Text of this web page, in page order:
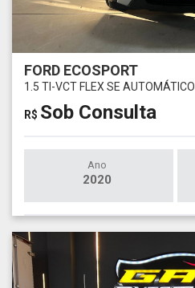
FORD ECOSPORT
1.5 TI-VCT FLEX SE AUTOMÁTICO
R$ Sob Consulta
Ano
2020